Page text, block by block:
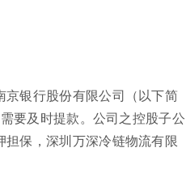
京银行股份有限公司（以下简
要及时提款。公司之控股子公
担保，深圳万深冷链物流有限